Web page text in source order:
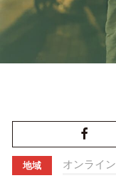
地域 オンライン